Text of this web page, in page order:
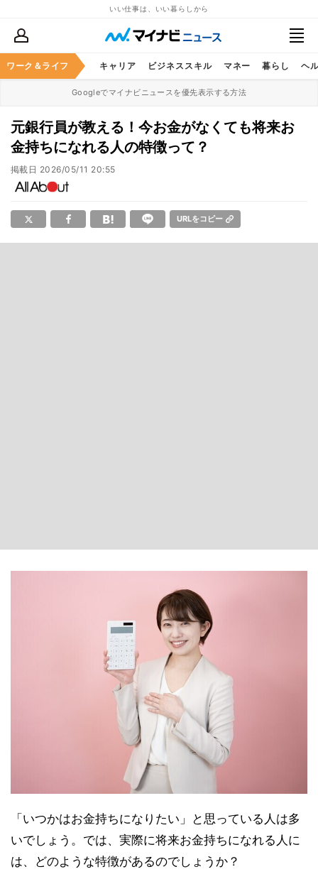
いい仕事は、いい暮らしから
ワーク＆ライフ キャリア ビジネススキル マネー 暮らし ヘ
Googleでマイナビニュースを優先表示する方法
元銀行員が教える！今お金がなくても将来お
金持ちになれる人の特徴って？
掲載日 2026/05/11 20:55
URLをコピー
「いつかはお金持ちになりたい」と思っている人は多
いでしょう。では、実際に将来お金持ちになれる人に
は、どのような特徴があるのでしょうか？